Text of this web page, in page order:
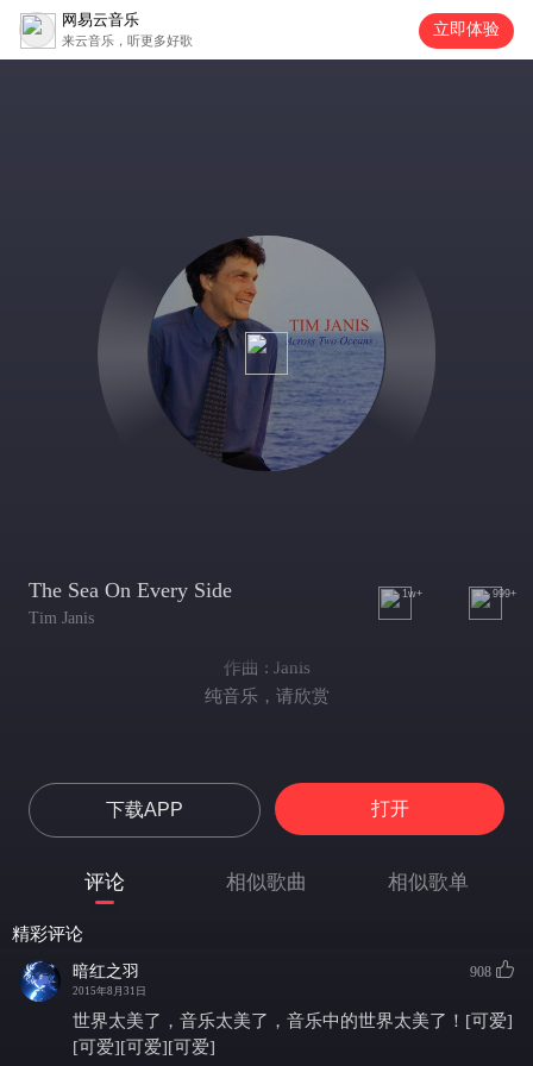
网易云音乐
来云音乐，听更多好歌
立即体验
The Sea On Every Side
Tim Janis
1w+ 999+
作曲 : Janis
纯音乐，请欣赏
下载APP 打开
评论 相似歌曲 相似歌单
精彩评论
暗红之羽
2015年8月31日
908
世界太美了，音乐太美了，音乐中的世界太美了！[可爱]
[可爱][可爱][可爱]